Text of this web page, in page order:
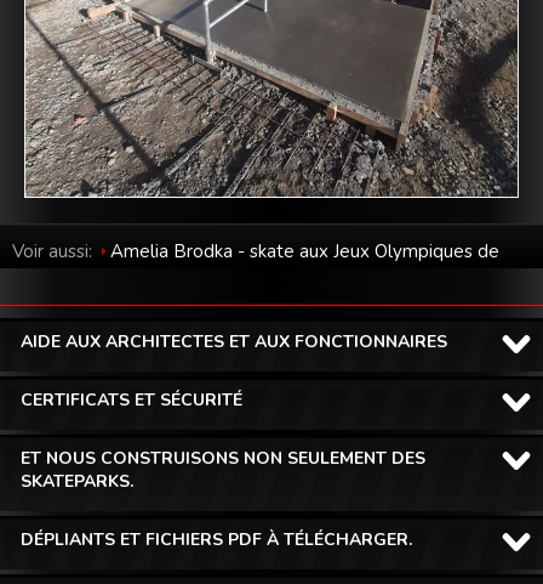
Voir aussi:
Amelia Brodka - skate aux Jeux Olympiques de
Tokyo 2020
AIDE AUX ARCHITECTES ET AUX FONCTIONNAIRES
CERTIFICATS ET SÉCURITÉ
ET NOUS CONSTRUISONS NON SEULEMENT DES
SKATEPARKS.
DÉPLIANTS ET FICHIERS PDF À TÉLÉCHARGER.